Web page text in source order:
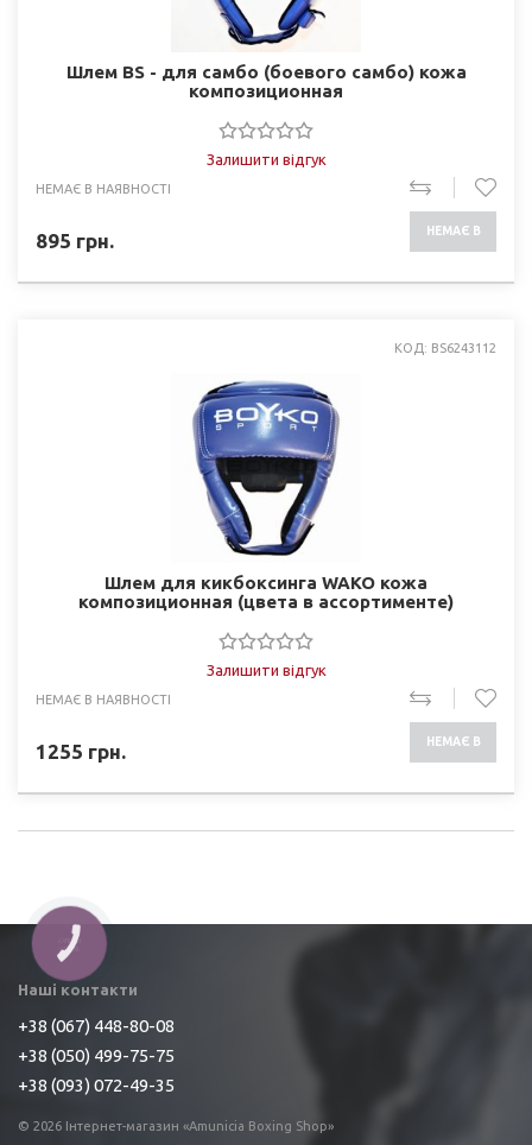
Шлем BS - для самбо (боевого самбо) кожа
композиционная
Залишити відгук
НЕМАЄ В НАЯВНОСТІ
895 грн. НЕМАЄ В
КОД: BS6243112
Шлем для кикбоксинга WAKO кожа
композиционная (цвета в ассортименте)
Залишити відгук
НЕМАЄ В НАЯВНОСТІ
1255 грн. НЕМАЄ В
Наші контакти
+38 (067) 448-80-08
+38 (050) 499-75-75
+38 (093) 072-49-35
© 2026 Інтернет-магазин «Amunicia Boxing Shop»
КНОПКА
ЗВ'ЯЗКУ